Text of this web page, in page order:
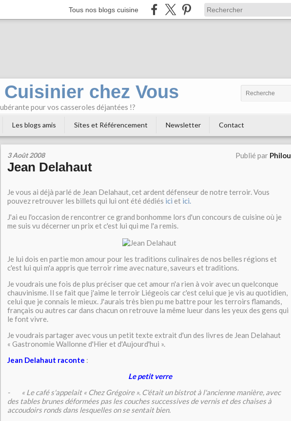
Tous nos blogs cuisine
chez Vous
pour vos casseroles déjantées !?
Les blogs amis Sites et Référencement Newsletter Contact
3 Août 2008 Publié par Philou
Jean Delahaut
Je vous ai déjà parlé de Jean Delahaut, cet ardent défenseur de notre terroir. Vous
pouvez retrouver les billets qui lui ont été dédiés ici et ici.
J'ai eu l'occasion de rencontrer ce grand bonhomme lors d'un concours de cuisine où je
me suis vu décerner un prix et c'est lui qui me l'a remis.
Je lui dois en partie mon amour pour les traditions culinaires de nos belles régions et
c'est lui qui m'a appris que terroir rime avec nature, saveurs et traditions.
Je voudrais une fois de plus préciser que cet amour n'a rien à voir avec un quelconque
chauvinisme. Il se fait que j'aime le terroir Liégeois car c'est celui que je vis au quotidien,
celui que je connais le mieux. J'aurais très bien pu me battre pour les terroirs flamands,
français ou autres car dans chacun on retrouve la même lueur dans les yeux des gens qui
le font vivre.
Je voudrais partager avec vous un petit texte extrait d'un des livres de Jean Delahaut
« Gastronomie Wallonne d'Hier et d'Aujourd'hui ».
Jean Delahaut raconte :
Le petit verre
- « Le café s'appelait « Chez Grégoire ». C'était un bistrot à l'ancienne manière, avec
des tables brunes déformées pas les couches successives de vernis et des chaises à
accoudoirs ronds dans lesquelles on se sentait bien.